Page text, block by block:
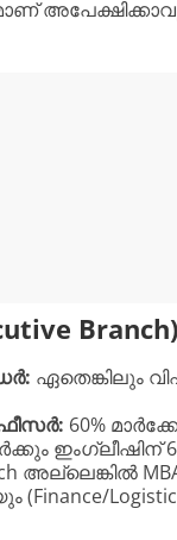
Branch)
ഏതെങ്കിലും
60%
ഇംഗ്ലീഷിന്
അല്ലെങ്കിൽ